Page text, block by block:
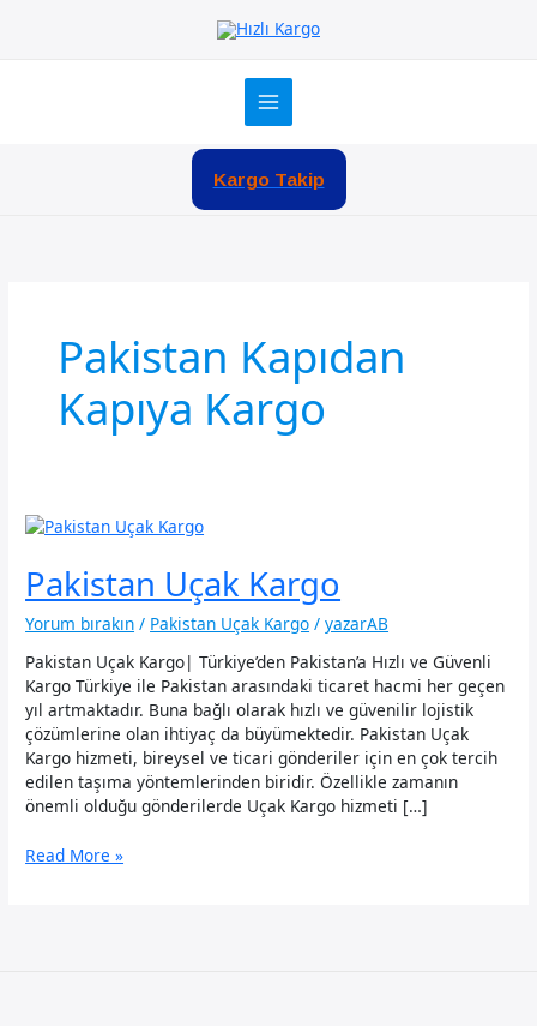
Kargo Takip
Pakistan Kapıdan
Kapıya Kargo
Pakistan Uçak Kargo
Yorum bırakın / Pakistan Uçak Kargo /yazarAB
Pakistan Uçak Kargo| Türkiye’den Pakistan’a Hızlı ve Güvenli
Kargo Türkiye ile Pakistan arasındaki ticaret hacmi her geçen
yıl artmaktadır. Buna bağlı olarak hızlı ve güvenilir lojistik
çözümlerine olan ihtiyaç da büyümektedir. Pakistan Uçak
Kargo hizmeti, bireysel ve ticari gönderiler için en çok tercih
edilen taşıma yöntemlerinden biridir. Özellikle zamanın
önemli olduğu gönderilerde Uçak Kargo hizmeti […]
Pakistan
Read More »